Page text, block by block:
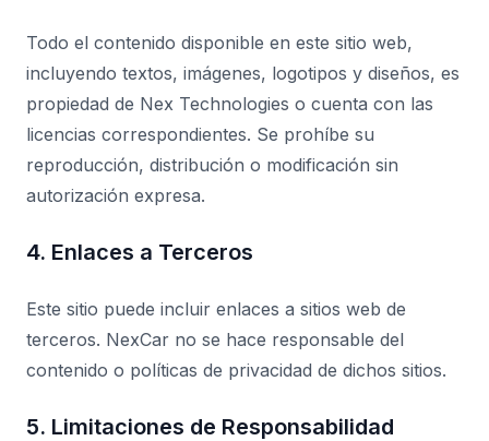
Todo el contenido disponible en este sitio web,
incluyendo textos, imágenes, logotipos y diseños, es
propiedad de Nex Technologies o cuenta con las
licencias correspondientes. Se prohíbe su
reproducción, distribución o modificación sin
autorización expresa.
4. Enlaces a Terceros
Este sitio puede incluir enlaces a sitios web de
terceros. NexCar no se hace responsable del
contenido o políticas de privacidad de dichos sitios.
5. Limitaciones de Responsabilidad